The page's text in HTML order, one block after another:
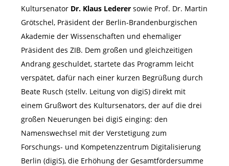
Kultursenator Dr. Klaus Lederersowie Prof. Dr. Martin
Grötschel, Präsident der Berlin-Brandenburgischen
Akademie der Wissenschaften und ehemaliger
Präsident des ZIB. Dem großen und gleichzeitigen
Andrang geschuldet, startete das Programm leicht
verspätet, dafür nach einer kurzen Begrüßung durch
Beate Rusch (stellv. Leitung von digiS) direkt mit
einem Grußwort des Kultursenators, der auf die drei
großen Neuerungen bei digiS einging: den
Namenswechsel mit der Verstetigung zum
Forschungs- und Kompetenzzentrum Digitalisierung
Berlin (digiS), die Erhöhung der Gesamtfördersumme